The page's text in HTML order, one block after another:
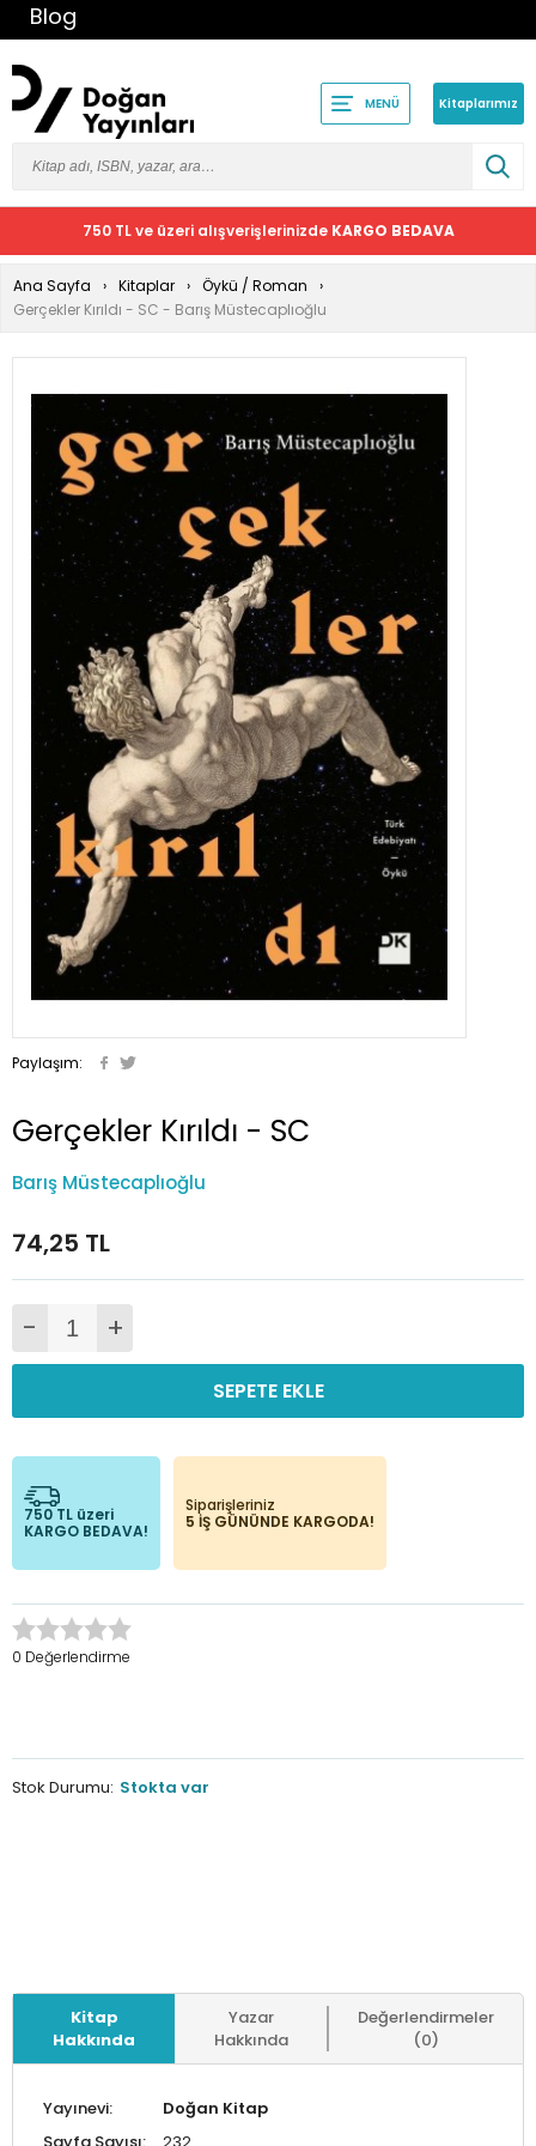
Blog
MENÜ Kitaplarımız
750 TL ve üzeri alışverişlerinizde KARGO BEDAVA
Ana Sayfa Kitaplar
Öykü / Roman
Gerçekler Kırıldı - SC - Barış Müstecaplıoğlu
Paylaşım:
Gerçekler Kırıldı - SC
Barış Müstecaplıoğlu
74,25 TL
- +
SEPETE EKLE
750 TL üzeri
KARGO BEDAVA!
Siparişleriniz
5 İŞ GÜNÜNDE KARGODA!
0 Değerlendirme
Stok Durumu: Stokta var
Kitap
Hakkında
Yazar
Hakkında
Değerlendirmeler
(0)
Yayınevi:
Doğan Kitap